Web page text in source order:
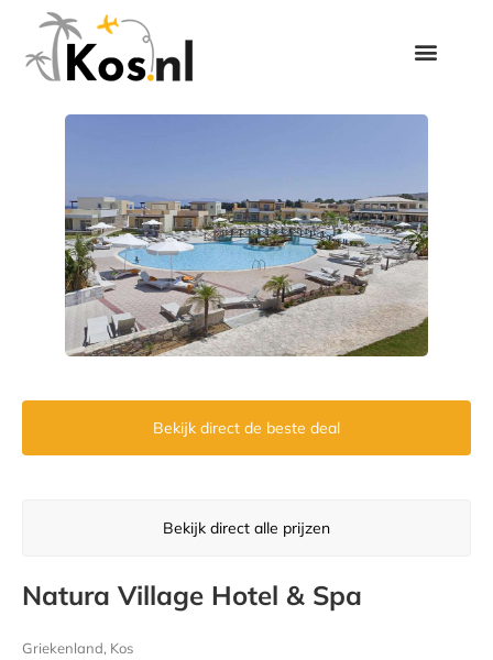
Bekijk direct de beste deal
Bekijk direct alle prijzen
Natura Village Hotel & Spa
Griekenland, Kos